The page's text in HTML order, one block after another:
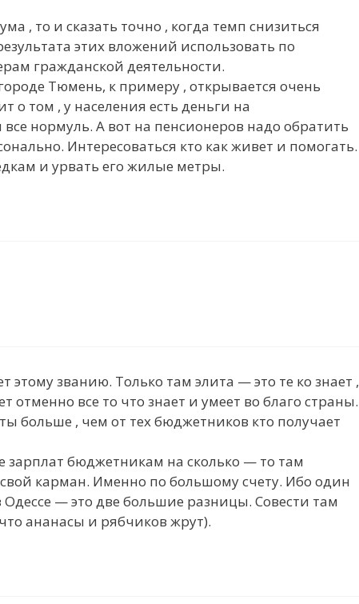
, то и сказать точно , когда темп снизиться
этих вложений использовать по
гражданской деятельности.
Тюмень, к примеру , открывается очень
о том , у населения есть деньги на
нормуль. А вот на пенсионеров надо обратить
Интересоваться кто как живет и помогать.
и урвать его жилые метры.
этому званию. Только там элита — это те ко знает ,
все то что знает и умеет во благо страны.
больше , чем от тех бюджетников кто получает
зарплат бюджетникам на сколько — то там
карман. Именно по большому счету. Ибо один
— это две большие разницы. Совести там
ананасы и рябчиков жрут).